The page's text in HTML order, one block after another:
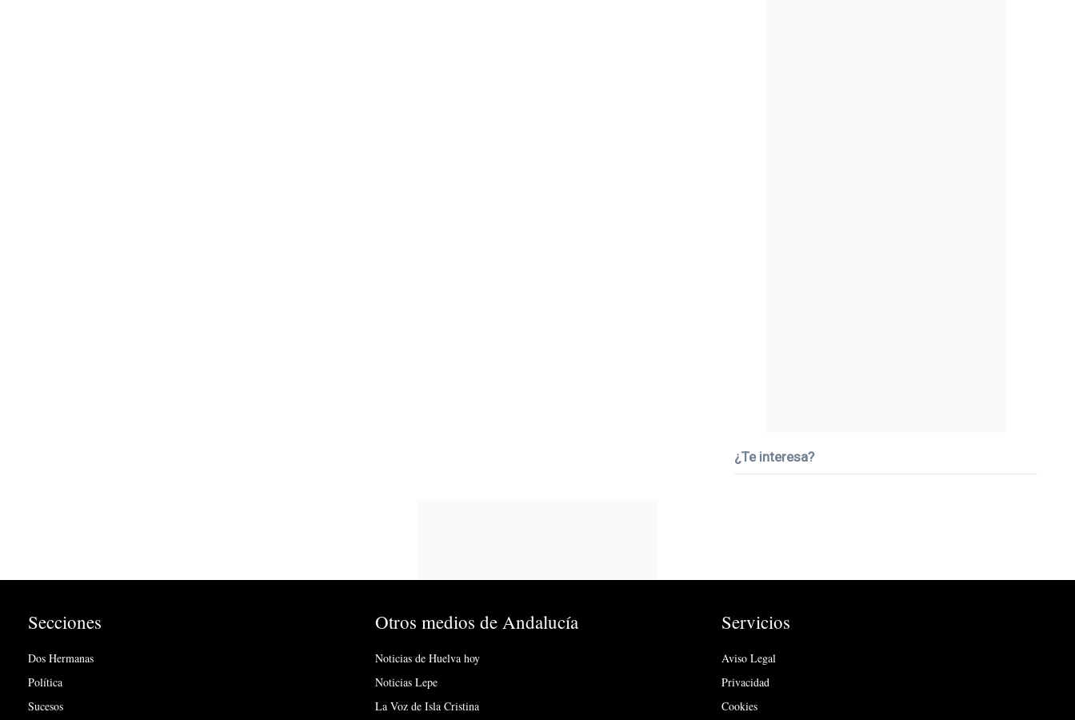
¿Te interesa?
Secciones
Dos Hermanas
Política
Sucesos
Otros medios de Andalucía
Noticias de Huelva hoy
Noticias Lepe
La Voz de Isla Cristina
Servicios
Aviso Legal
Privacidad
Cookies